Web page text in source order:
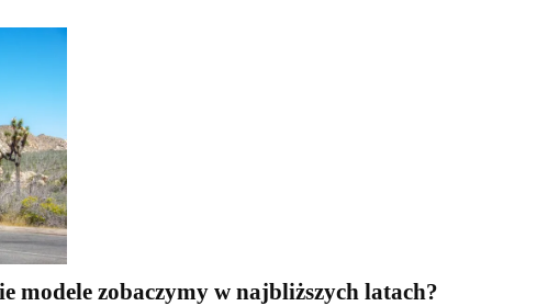
modele zobaczymy w najbliższych latach?